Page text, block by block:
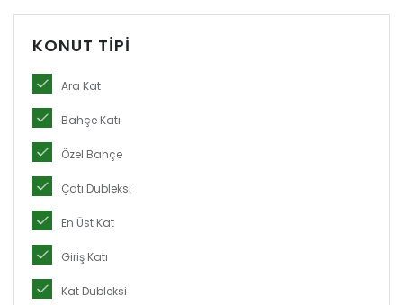
KONUT TIPI
Ara Kat
Bahçe Katı
Özel Bahçe
Çatı Dubleksi
En Üst Kat
Giriş Katı
Kat Dubleksi